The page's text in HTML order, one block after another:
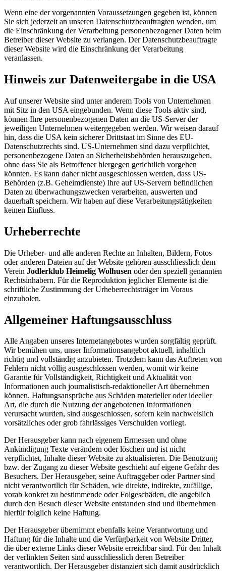
Wenn eine der vorgenannten Voraussetzungen gegeben ist, können
Sie sich jederzeit an unseren Datenschutzbeauftragten wenden, um
die Einschränkung der Verarbeitung personenbezogener Daten beim
Betreiber dieser Website zu verlangen. Der Datenschutzbeauftragte
dieser Website wird die Einschränkung der Verarbeitung
veranlassen.
Hinweis zur Datenweitergabe in die USA
Auf unserer Website sind unter anderem Tools von Unternehmen
mit Sitz in den USA eingebunden. Wenn diese Tools aktiv sind,
können Ihre personenbezogenen Daten an die US-Server der
jeweiligen Unternehmen weitergegeben werden. Wir weisen darauf
hin, dass die USA kein sicherer Drittstaat im Sinne des EU-
Datenschutzrechts sind. US-Unternehmen sind dazu verpflichtet,
personenbezogene Daten an Sicherheitsbehörden herauszugeben,
ohne dass Sie als Betroffener hiergegen gerichtlich vorgehen
könnten. Es kann daher nicht ausgeschlossen werden, dass US-
Behörden (z.B. Geheimdienste) Ihre auf US-Servern befindlichen
Daten zu überwachungszwecken verarbeiten, auswerten und
dauerhaft speichern. Wir haben auf diese Verarbeitungstätigkeiten
keinen Einfluss.
Urheberrechte
Die Urheber- und alle anderen Rechte an Inhalten, Bildern, Fotos
oder anderen Dateien auf der Website gehören ausschliesslich dem
Verein Jodlerklub Heimelig Wolhusen oder den speziell genannten
Rechtsinhabern. Für die Reproduktion jeglicher Elemente ist die
schriftliche Zustimmung der Urheberrechtsträger im Voraus
einzuholen.
Allgemeiner Haftungsausschluss
Alle Angaben unseres Internetangebotes wurden sorgfältig geprüft.
Wir bemühen uns, unser Informationsangebot aktuell, inhaltlich
richtig und vollständig anzubieten. Trotzdem kann das Auftreten von
Fehlern nicht völlig ausgeschlossen werden, womit wir keine
Garantie für Vollständigkeit, Richtigkeit und Aktualität von
Informationen auch journalistisch-redaktioneller Art übernehmen
können. Haftungsansprüche aus Schäden materieller oder ideeller
Art, die durch die Nutzung der angebotenen Informationen
verursacht wurden, sind ausgeschlossen, sofern kein nachweislich
vorsätzliches oder grob fahrlässiges Verschulden vorliegt.
Der Herausgeber kann nach eigenem Ermessen und ohne
Ankündigung Texte verändern oder löschen und ist nicht
verpflichtet, Inhalte dieser Website zu aktualisieren. Die Benutzung
bzw. der Zugang zu dieser Website geschieht auf eigene Gefahr des
Besuchers. Der Herausgeber, seine Auftraggeber oder Partner sind
nicht verantwortlich für Schäden, wie direkte, indirekte, zufällige,
vorab konkret zu bestimmende oder Folgeschäden, die angeblich
durch den Besuch dieser Website entstanden sind und übernehmen
hierfür folglich keine Haftung.
Der Herausgeber übernimmt ebenfalls keine Verantwortung und
Haftung für die Inhalte und die Verfügbarkeit von Website Dritter,
die über externe Links dieser Website erreichbar sind. Für den Inhalt
der verlinkten Seiten sind ausschliesslich deren Betreiber
verantwortlich. Der Herausgeber distanziert sich damit ausdrücklich